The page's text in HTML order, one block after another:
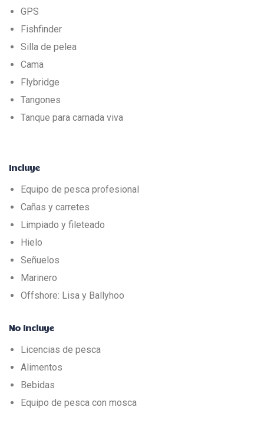
GPS
Fishfinder
Silla de pelea
Cama
Flybridge
Tangones
Tanque para carnada viva
Incluye
Equipo de pesca profesional
Cañas y carretes
Limpiado y fileteado
Hielo
Señuelos
Marinero
Offshore: Lisa y Ballyhoo
No Incluye
Licencias de pesca
Alimentos
Bebidas
Equipo de pesca con mosca